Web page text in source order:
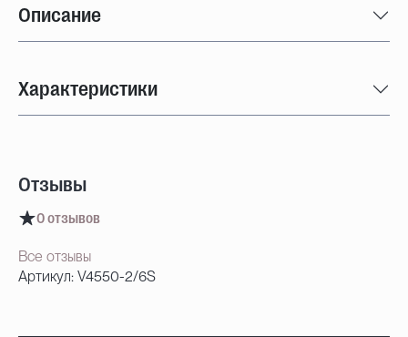
Описание
Характеристики
Отзывы
0 отзывов
Все отзывы
Артикул: V4550-2/6S